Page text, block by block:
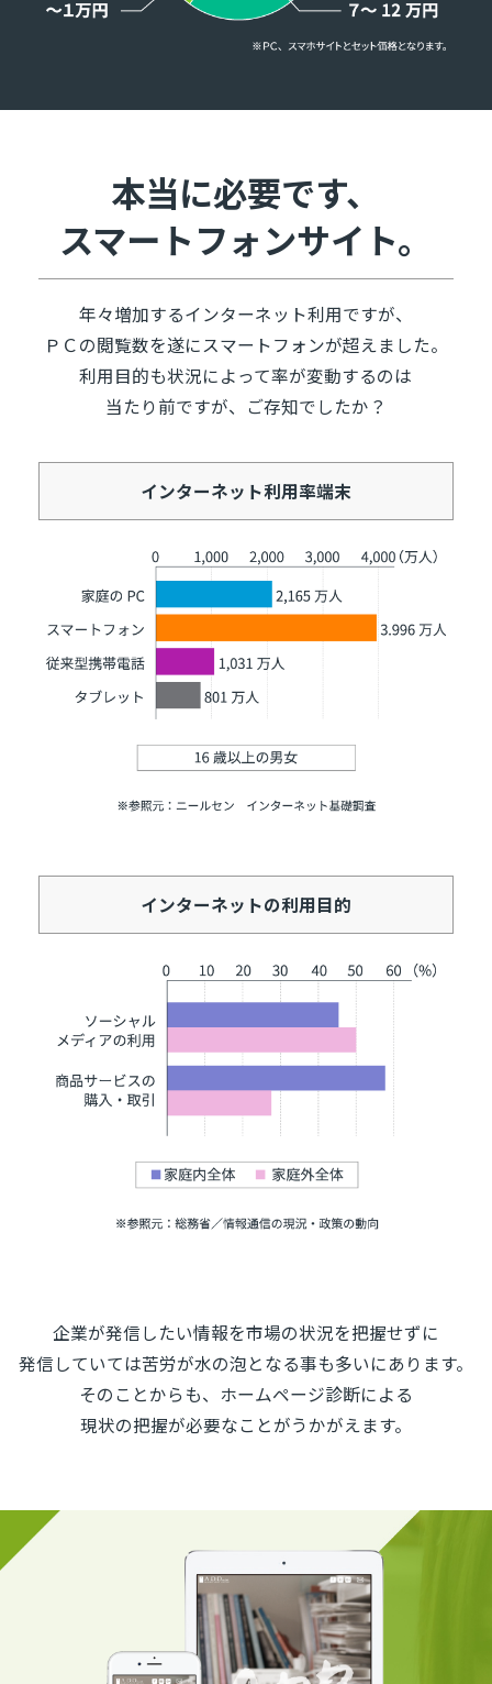
本当に必要です、
スマートフォンサイト。
年々増加するインターネット利用ですが、
ＰＣの閲覧数を遂にスマートフォンが超えました。
利用目的も状況によって率が変動するのは
当たり前ですが、ご存知でしたか？
インターネット利用率端末
インターネットの利用目的
企業が発信したい情報を市場の状況を把握せずに
発信していては苦労が水の泡となる事も多いにあります。
そのことからも、ホームページ診断による
現状の把握が必要なことがうかがえます。